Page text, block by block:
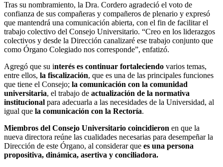
Tras su nombramiento, la Dra. Cordero agradeció el voto de
confianza de sus compañeras y compañeros de plenario y expresó
que mantendrá una comunicación abierta, con el fin de facilitar el
trabajo colectivo del Consejo Universitario. “Creo en los liderazgos
colectivos y desde la Dirección canalizaré ese trabajo conjunto que
como Órgano Colegiado nos corresponde”, enfatizó.
Agregó que su interés es continuar fortaleciendo varios temas,
entre ellos, la fiscalización, que es una de las principales funciones
que tiene el Consejo; la comunicación con la comunidad
universitaria, el trabajo de actualización de la normativa
institucional para adecuarla a las necesidades de la Universidad, al
igual que la comunicación con la Rectoría.
Miembros del Consejo Universitario coincidieron en que la
nueva directora reúne las cualidades necesarias para desempeñar la
Dirección de este Órgano, al considerar que es una persona
propositiva, dinámica, asertiva y conciliadora.